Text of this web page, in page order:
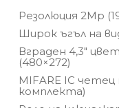
Резолюция 2Mp
Широк ъгъл на
Вграден 4,3"
(480×272)
MIFARE IC
комплекта)